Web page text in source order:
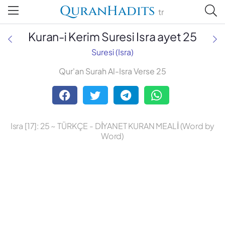
QuranHadits tr
Abdulbaki Gölpınarlı
Adem Uğur
Ali Bulaç
Kuran-i Kerim Suresi Isra ayet 25
Suresi (Isra)
Qur'an Surah Al-Isra Verse 25
Isra [17]: 25 ~ TÜRKÇE - DİYANET KURAN MEALİ (Word by
Word)